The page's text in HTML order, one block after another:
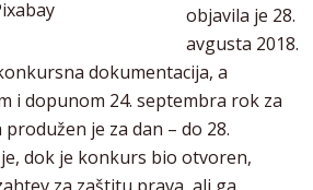
objavila je 28.
avgusta 2018.
dokumentacija, a
i dopunom 24. septembra rok za
je za dan – do 28.
dok je konkurs bio otvoren,